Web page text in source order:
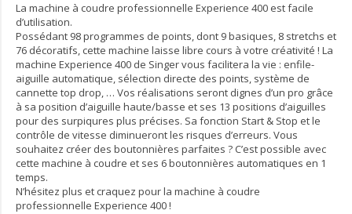
La machine à coudre professionnelle Experience 400 est facile
d’utilisation.
Possédant 98 programmes de points, dont 9 basiques, 8 stretchs et
76 décoratifs, cette machine laisse libre cours à votre créativité ! La
machine Experience 400 de Singer vous facilitera la vie : enfile-
aiguille automatique, sélection directe des points, système de
cannette top drop, … Vos réalisations seront dignes d’un pro grâce
à sa position d’aiguille haute/basse et ses 13 positions d’aiguilles
pour des surpiqures plus précises. Sa fonction Start & Stop et le
contrôle de vitesse diminueront les risques d’erreurs. Vous
souhaitez créer des boutonnières parfaites ? C’est possible avec
cette machine à coudre et ses 6 boutonnières automatiques en 1
temps.
N’hésitez plus et craquez pour la machine à coudre
professionnelle Experience 400 !